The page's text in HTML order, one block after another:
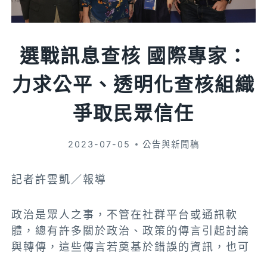
選戰訊息查核 國際專家：
力求公平、透明化查核組織
爭取民眾信任
2023-07-05 公告與新聞稿
記者許雲凱／報導
政治是眾人之事，不管在社群平台或通訊軟
體，總有許多關於政治、政策的傳言引起討論
與轉傳，這些傳言若奠基於錯誤的資訊，也可